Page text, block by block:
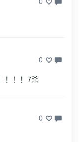
0
！！！7杀
0